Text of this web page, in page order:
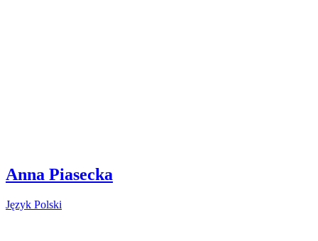
Anna Piasecka
Język Polski